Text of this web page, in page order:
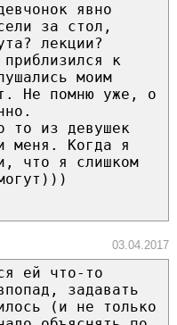
явно
за стол,
лекции?
к
моим
Не помню уже, о
то из девушек
меня. Когда я
что я слишком
03.04.2017
ей что-то
задавать
(и не только